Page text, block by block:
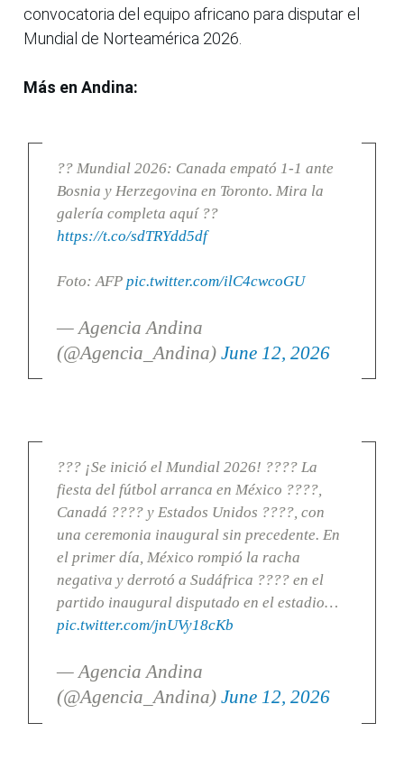
convocatoria del equipo africano para disputar el
Mundial de Norteamérica 2026.
Más en Andina:
?? Mundial 2026: Canada empató 1-1 ante
Bosnia y Herzegovina en Toronto. Mira la
galería completa aquí ??
https://t.co/sdTRYdd5df
Foto: AFP pic.twitter.com/ilC4cwcoGU
— Agencia Andina
(@Agencia_Andina) June 12, 2026
??? ¡Se inició el Mundial 2026! ???? La
fiesta del fútbol arranca en México ????,
Canadá ???? y Estados Unidos ????, con
una ceremonia inaugural sin precedente. En
el primer día, México rompió la racha
negativa y derrotó a Sudáfrica ???? en el
partido inaugural disputado en el estadio…
pic.twitter.com/jnUVy18cKb
— Agencia Andina
(@Agencia_Andina) June 12, 2026